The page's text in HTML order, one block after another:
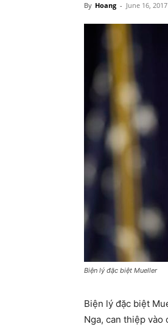
By Hoang - June 16, 2017
Biện lý đặc biệt Mueller
Biện lý đặc biệt
Nga, can thiệp vào